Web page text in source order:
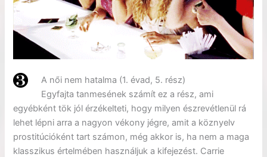
A női nem hatalma (1. évad, 5. rész)
Egyfajta tanmesének számít ez a rész, ami
egyébként tök jól érzékelteti, hogy milyen észrevétlenül rá
lehet lépni arra a nagyon vékony jégre, amit a köznyelv
prostitúcióként tart számon, még akkor is, ha nem a maga
klasszikus értelmében használjuk a kifejezést. Carrie